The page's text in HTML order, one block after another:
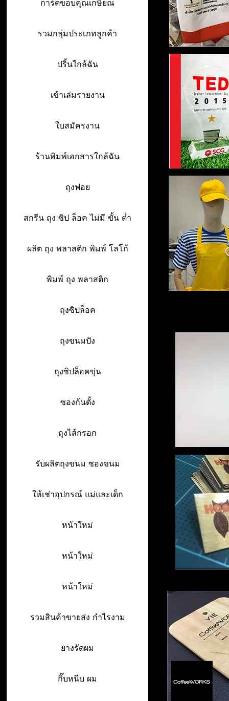
การ์ดขอบคุณเกษียณ
รวมกลุ่มประเภทลูกค้า
ปริ้นใกล้ฉัน
เข้าเล่มรายงาน
ใบสมัครงาน
ร้านพิมพ์เอกสารใกล้ฉัน
ถุงฟอย
สกรีน ถุง ซิป ล็อค ไม่มี ขั้น ต่ำ
ผลิต ถุง พลาสติก พิมพ์ โลโก้
พิมพ์ ถุง พลาสติก
ถุงซิปล็อค
ถุงขนมปัง
ถุงซิปล็อคขุ่น
ซองก้นตั้ง
ถุงไส้กรอก
รับผลิตถุงขนม ซองขนม
ให้เช่าอุปกรณ์ แม่และเด็ก
หน้าใหม่
หน้าใหม่
หน้าใหม่
รวมสินค้าขายส่ง กำไรงาม
ยางรัดผม
กิ๊บหนีบ ผม